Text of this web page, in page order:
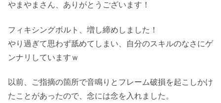
やまやまさん、ありがとうございます！
フィキシングボルト、増し締めしました！
やり過ぎて思わず舐めてしまい、自分のスキルのなさにゲ
ンナリしていますｗ
以前、ご指摘の箇所で音鳴りとフレーム破損を起こしかけ
たことがあったので、念には念を入れました。